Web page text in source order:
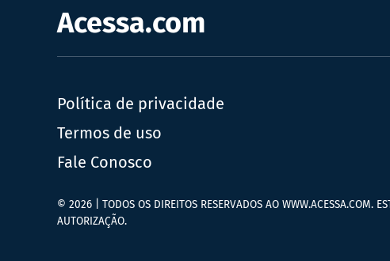
Acessa.com
Política de privacidade
Termos de uso
Fale Conosco
© 2026 | TODOS OS DIREITOS RESERVADOS AO WWW.ACESSA.COM.
AUTORIZAÇÃO.